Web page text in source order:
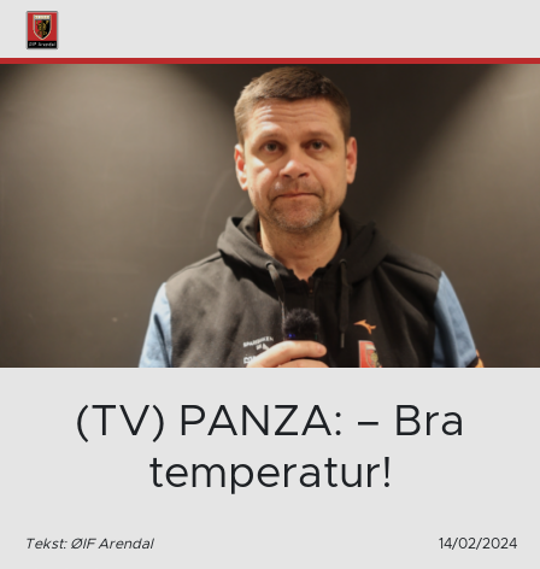
(TV) PANZA: – Bra
temperatur!
Tekst: ØIF Arendal 14/02/2024